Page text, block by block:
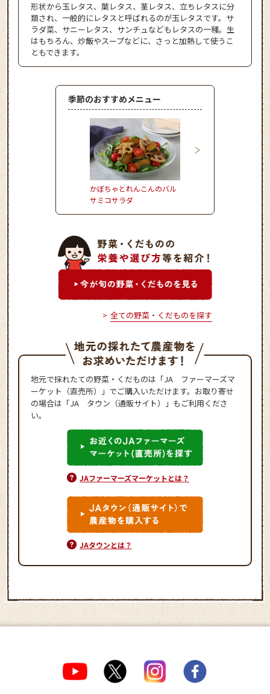
形状から玉レタス、葉レタス、茎レタス、立ちレタスに分
類され、一般的にレタスと呼ばれるのが玉レタスです。サ
ラダ菜、サニーレタス、サンチュなどもレタスの一種。生
はもちろん、炒飯やスープなどに、さっと加熱して使うこ
ともできます。
季節のおすすめメニュー
かぼちゃとれんこんのバル
サミコサラダ
しいたけのピリ辛肉詰め
全ての野菜・くだものを探す
地元で採れたての野菜・くだものは「JA ファーマーズマ
ーケット（直売所）」でご購入いただけます。お取り寄せ
の場合は「JA タウン（通販サイト）」もご利用くださ
い。
JAファーマーズマーケットとは？
JAタウンとは？